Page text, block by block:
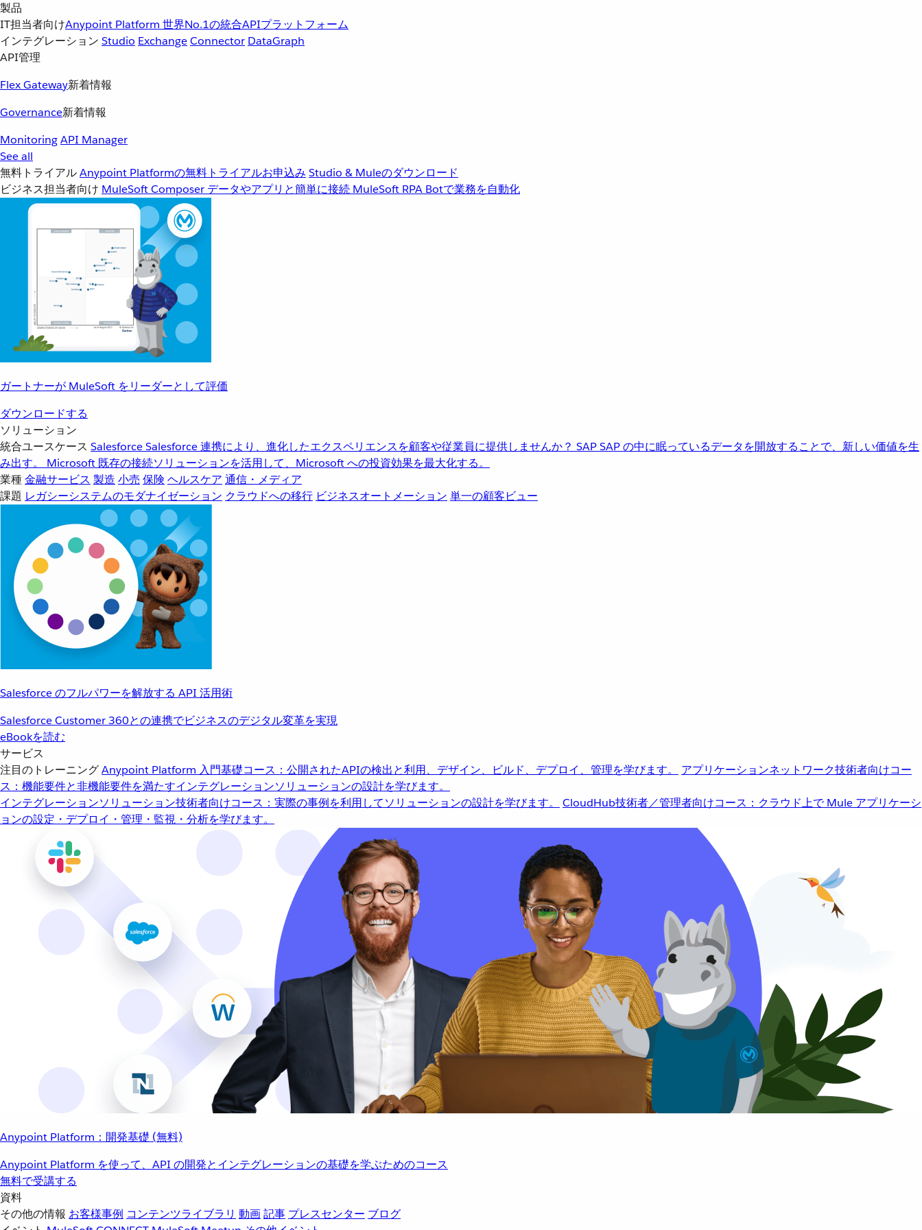
製品
IT担当者向けAnypoint Platform 世界No.1の統合APIプラットフォーム
インテグレーション Studio ExchangeConnector DataGraph
API管理
Flex Gateway新着情報
Governance新着情報
MonitoringAPI Manager
See all
無料トライアルAnypoint Platformの無料トライアルお申込み Studio & Muleのダウンロード
ビジネス担当者向け MuleSoft Composer データやアプリと簡単に接続 MuleSoft RPA Botで業務を自動化
ガートナーが MuleSoft をリーダーとして評価
ダウンロードする
ソリューション
統合ユースケース SalesforceSalesforce 連携により、進化したエクスペリエンスを顧客や従業員に提供しませんか？ SAPSAP の中に眠っているデータを開放することで、新しい価値を生
み出す。
Microsoft 既存の接続ソリューションを活用して、Microsoft への投資効果を最大化する。
業種金融サービス 製造 小売 保険 ヘルスケア 通信・メディア
課題 レガシーシステムのモダナイゼーション クラウドへの移行 ビジネスオートメーション 単一の顧客ビュー
Salesforce のフルパワーを解放する API 活用術
Salesforce Customer 360との連携でビジネスのデジタル変革を実現
eBookを読む
サービス
注目のトレーニングAnypoint Platform 入門基礎コース：公開されたAPIの検出と利用、デザイン、ビルド、デプロイ、管理を学びます。 アプリケーションネットワーク技術者向けコー
ス：機能要件と非機能要件を満たすインテグレーションソリューションの設計を学びます。
インテグレーションソリューション技術者向けコース：実際の事例を利用してソリューションの設計を学びます。 CloudHub技術者／管理者向けコース：クラウド上で Mule アプリケーシ
ョンの設定・デプロイ・管理・監視・分析を学びます。
Anypoint Platform：開発基礎 (無料)
Anypoint Platform を使って、API の開発とインテグレーションの基礎を学ぶためのコース
無料で受講する
資料
その他の情報 お客様事例 コンテンツライブラリ 動画記事 プレスセンター ブログ